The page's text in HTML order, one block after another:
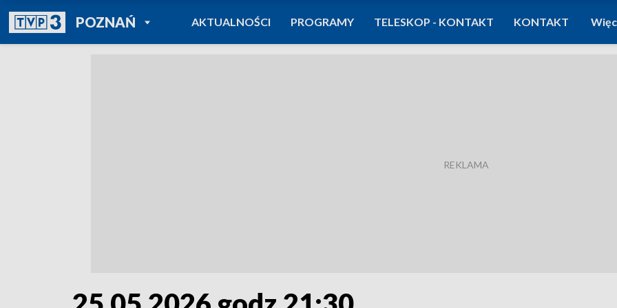
POZNAŃPOWRÓT DO
TVP REGIONY
AKTUALNOŚCI PROGRAMY TELESKOP - KONTAKT KONTAKT